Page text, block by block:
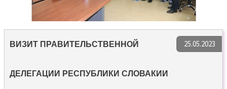
25.05.2023
ВИЗИТ ПРАВИТЕЛЬСТВЕННОЙ
ДЕЛЕГАЦИИ РЕСПУБЛИКИ СЛОВАКИИ